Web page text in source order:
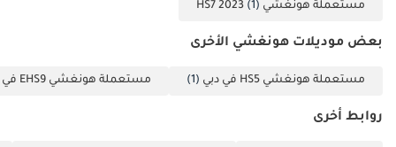
بنكي لآخر 3 أشهر
4 نسخة من بطاقة
كنت قد استلمت راتبًا
مستعملة هونغشي HS7 2023 (1)
بعض موديلات هونغشي الأخرى
مستعملة هونغشي HS5 في دبي (1) مستعملة هونغشي EHS9 في دبي
روابط أخرى